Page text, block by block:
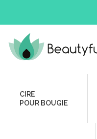
CIRE
POUR BOUGIE